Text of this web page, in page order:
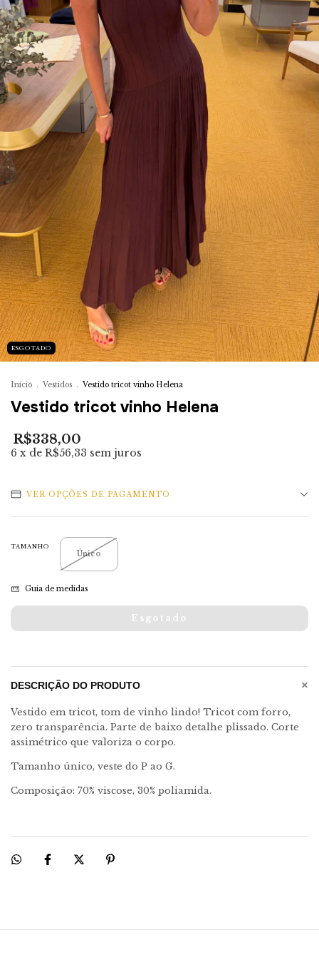
ESGOTADO
Início . Vestidos . Vestido tricot vinho Helena
Vestido tricot vinho Helena
R$338,00
6 x de R$56,33 sem juros
VER OPÇÕES DE PAGAMENTO
TAMANHO
Único
Guia de medidas
DESCRIÇÃO DO PRODUTO +
Vestido em tricot, tom de vinho lindo! Tricot com forro,
zero transparência. Parte de baixo detalhe plissado. Corte
assimétrico que valoriza o corpo.
Tamanho único, veste do P ao G.
Composição: 70% viscose, 30% poliamida.